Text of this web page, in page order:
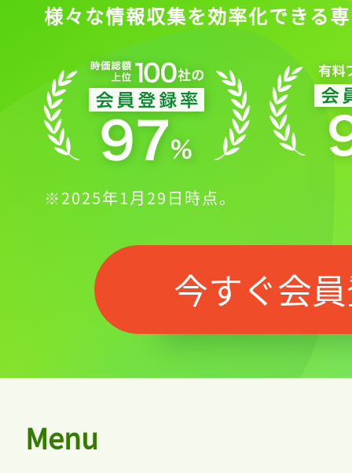
記事をお気に入りに
ログインが必
会員登録
様々な情報収集を効率化できる
※2025年1月29日時点。
今すぐ会
Menu